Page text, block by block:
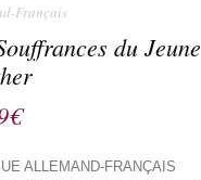
Français
du Jeune
€
ALLEMAND-FRANÇAIS